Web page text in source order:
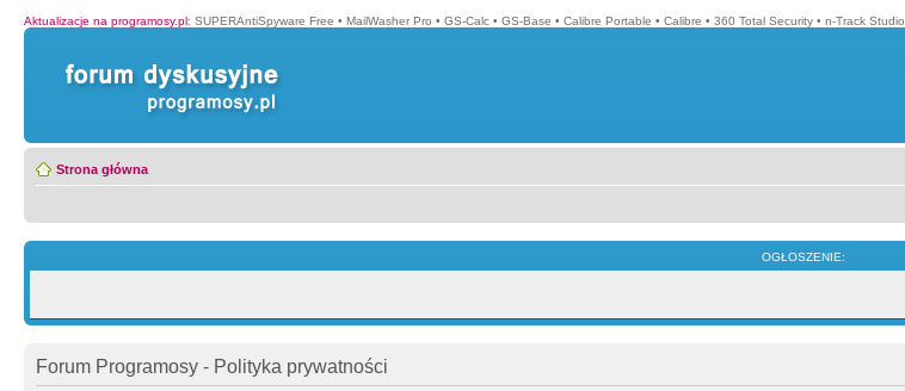
Aktualizacje na programosy.pl: SUPERAntiSpyware Free • MailWasher Pro • GS-Calc • GS-Base • Calibre Portable • Calibre • 360 Total Security • n-Track Studio
Strona główna
OGŁOSZENIE:
Forum Programosy - Polityka prywatności